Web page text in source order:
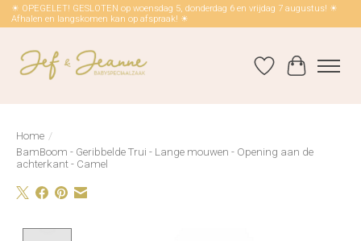
☀ OPEGELET! GESLOTEN op woensdag 5, donderdag 6 en vrijdag 7 augustus! ☀
Afhalen en langskomen kan op afspraak! ☀
Verlanglijst
Home /
BamBoom - Geribbelde Trui - Lange mouwen - Opening aan de
achterkant - Camel